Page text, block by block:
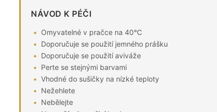
NÁVOD K PÉČI
Omyvatelné v pračce na 40°C
Doporučuje se použití jemného prášku
Doporučuje se použití aviváže
Perte se stejnými barvami
Vhodné do sušičky na nízké teploty
Nežehlete
Nebělejte